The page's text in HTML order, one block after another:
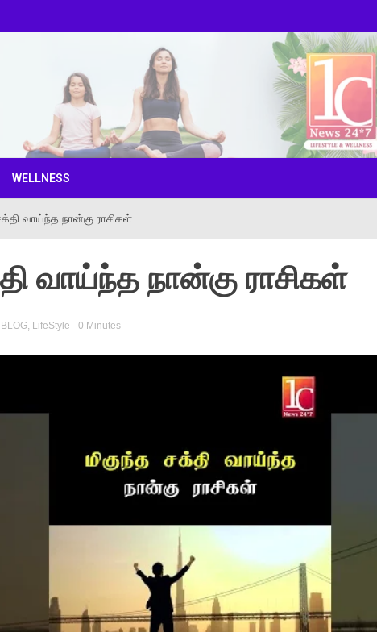
WELLNESS
வாய்ந்த நான்கு ராசிகள்
வாய்ந்த நான்கு ராசிகள்
BLOG, LifeStyle - 0 Minutes